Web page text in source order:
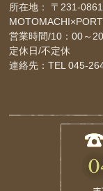
所在地： 〒231-
営業時間/10：00～
定休日/不定休
連絡先：TEL 045-